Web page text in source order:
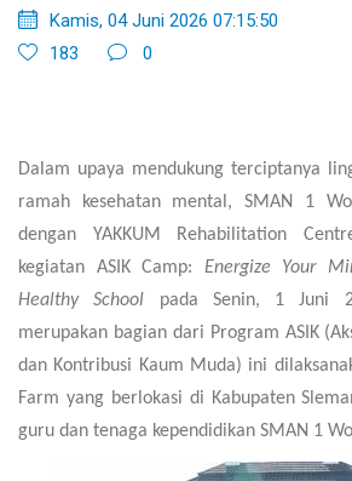
Kamis, 04 Juni 2026 07:15:50
183
0
Dalam upaya mendukung terciptanya
ramah kesehatan mental, SMAN 1
dengan YAKKUM Rehabilitation
kegiatan ASIK Camp: Energize Your
Healthy School pada Senin, 1 Juni
merupakan bagian dari Program ASIK
dan Kontribusi Kaum Muda) ini
Farm yang berlokasi di Kabupaten
guru dan tenaga kependidikan SMAN 1